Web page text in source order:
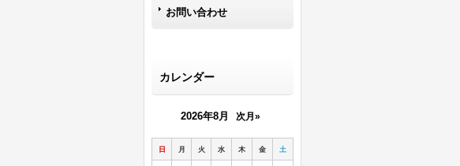
お問い合わせ
カレンダー
2026年8月 次月»
日 月 火 水 木 金 土